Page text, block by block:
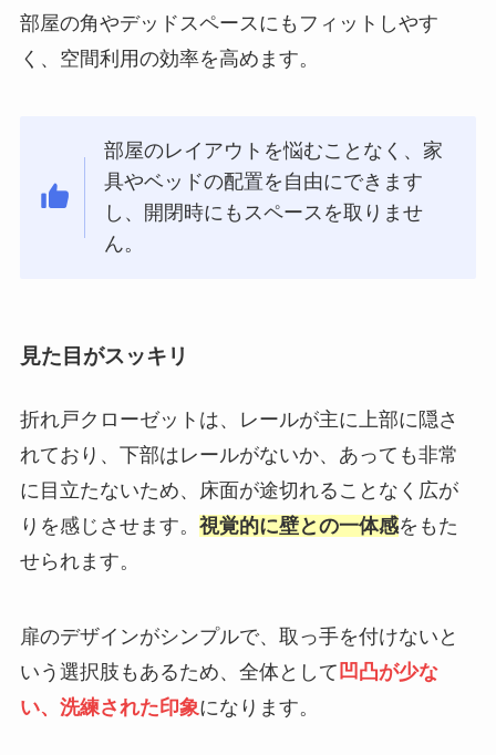
部屋の角やデッドスペースにもフィットしやす
く、空間利用の効率を高めます。
部屋のレイアウトを悩むことなく、家
具やベッドの配置を自由にできます
し、開閉時にもスペースを取りませ
ん。
見た目がスッキリ
折れ戸クローゼットは、レールが主に上部に隠さ
れており、下部はレールがないか、あっても非常
に目立たないため、床面が途切れることなく広が
りを感じさせます。 視覚的に壁との一体感をもた
せられます。
扉のデザインがシンプルで、取っ手を付けないと
いう選択肢もあるため、全体として 凹凸が少な
い、洗練された印象になります。